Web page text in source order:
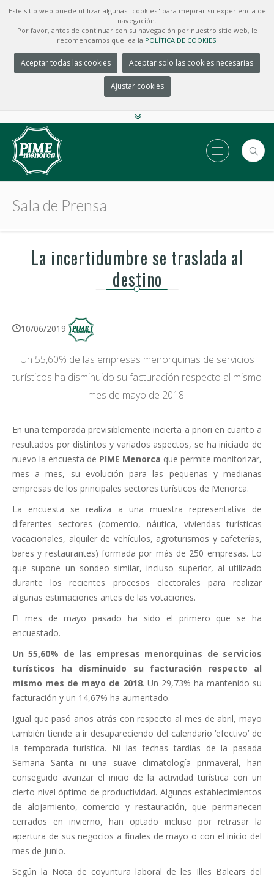
Este sitio web puede utilizar algunas "cookies" para mejorar su experiencia de
navegación.
Por favor, antes de continuar con su navegación por nuestro sitio web, le
recomendamos que lea la POLÍTICA DE COOKIES.
Aceptar todas las cookies Aceptar solo las cookies necesarias
Ajustar cookies
Sala de Prensa
La incertidumbre se traslada al
destino
10/06/2019
Un 55,60% de las empresas menorquinas de servicios
turísticos ha disminuido su facturación respecto al mismo
mes de mayo de 2018.
En una temporada previsiblemente incierta a priori en cuanto a
resultados por distintos y variados aspectos, se ha iniciado de
nuevo la encuesta de PIME Menorca que permite monitorizar,
mes a mes, su evolución para las pequeñas y medianas
empresas de los principales sectores turísticos de Menorca.
La encuesta se realiza a una muestra representativa de
diferentes sectores (comercio, náutica, viviendas turísticas
vacacionales, alquiler de vehículos, agroturismos y cafeterías,
bares y restaurantes) formada por más de 250 empresas. Lo
que supone un sondeo similar, incluso superior, al utilizado
durante los recientes procesos electorales para realizar
algunas estimaciones antes de las votaciones.
El mes de mayo pasado ha sido el primero que se ha
encuestado.
Un 55,60% de las empresas menorquinas de servicios
turísticos ha disminuido su facturación respecto al
mismo mes de mayo de 2018. Un 29,73% ha mantenido su
facturación y un 14,67% ha aumentado.
Igual que pasó años atrás con respecto al mes de abril, mayo
también tiende a ir desapareciendo del calendario ‘efectivo’ de
la temporada turística. Ni las fechas tardías de la pasada
Semana Santa ni una suave climatología primaveral, han
conseguido avanzar el inicio de la actividad turística con un
cierto nivel óptimo de productividad. Algunos establecimientos
de alojamiento, comercio y restauración, que permanecen
cerrados en invierno, han optado incluso por retrasar la
apertura de sus negocios a finales de mayo o con el inicio del
mes de junio.
Según la Nota de coyuntura laboral de les Illes Balears del